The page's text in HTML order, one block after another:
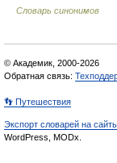
Словарь синонимов
© Академик, 2000-2026
Обратная связь:
👣 Путешествия
Экспорт словарей на
WordPress, MODx.